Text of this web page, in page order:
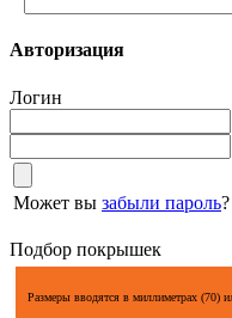
Авторизация
Логин
Может вы забыли пароль?
Подбор покрышек
Размеры вводятся в миллиметрах (70)